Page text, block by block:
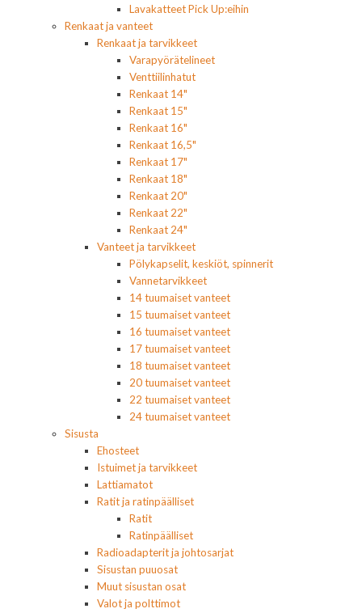
Lavakatteet Pick Up:eihin
Renkaat ja vanteet
Renkaat ja tarvikkeet
Varapyörätelineet
Venttiilinhatut
Renkaat 14"
Renkaat 15"
Renkaat 16"
Renkaat 16,5"
Renkaat 17"
Renkaat 18"
Renkaat 20"
Renkaat 22"
Renkaat 24"
Vanteet ja tarvikkeet
Pölykapselit, keskiöt, spinnerit
Vannetarvikkeet
14 tuumaiset vanteet
15 tuumaiset vanteet
16 tuumaiset vanteet
17 tuumaiset vanteet
18 tuumaiset vanteet
20 tuumaiset vanteet
22 tuumaiset vanteet
24 tuumaiset vanteet
Sisusta
Ehosteet
Istuimet ja tarvikkeet
Lattiamatot
Ratit ja ratinpäälliset
Ratit
Ratinpäälliset
Radioadapterit ja johtosarjat
Sisustan puuosat
Muut sisustan osat
Valot ja polttimot